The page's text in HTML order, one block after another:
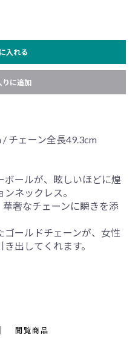
入れる
りに追加
チェーン全長49.3cm
ールが、眩しいほどに煌
ネックレス。
奢なチェーンに瞬きを添
ールドチェーンが、女性
出してくれます。
閲覧商品